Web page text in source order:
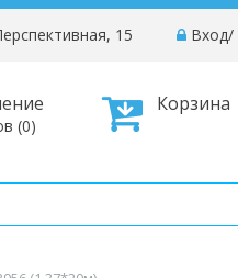
Вход/
15
Корзина
(0)